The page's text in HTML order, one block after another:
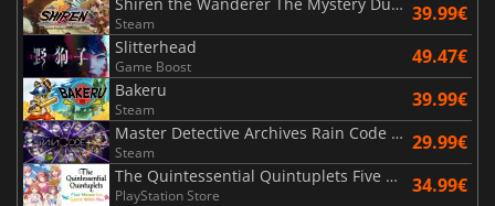
Steam 39.99€
Slitterhead
Game Boost 49.47€
Bakeru
Steam 39.99€
Master Detective Archives Rain Code Plus
Steam 29.99€
The Quintessential Quintuplets Five Memories Spent With You
PlayStation Store 34.99€